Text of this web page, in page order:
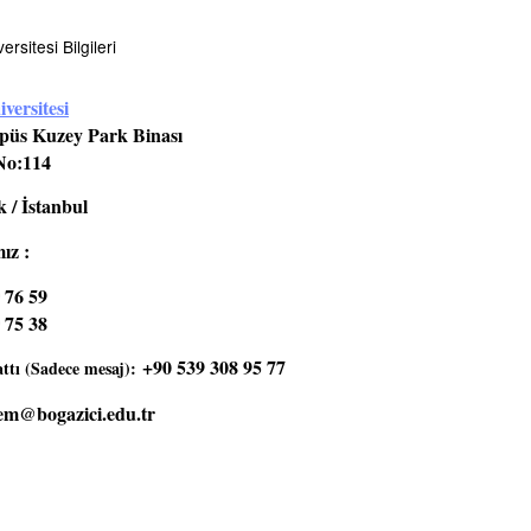
Bilgileri
Kuzey Park Binası
/ İstanbul
:
59
38
(Sadece mesaj): +90 539 308 95 77